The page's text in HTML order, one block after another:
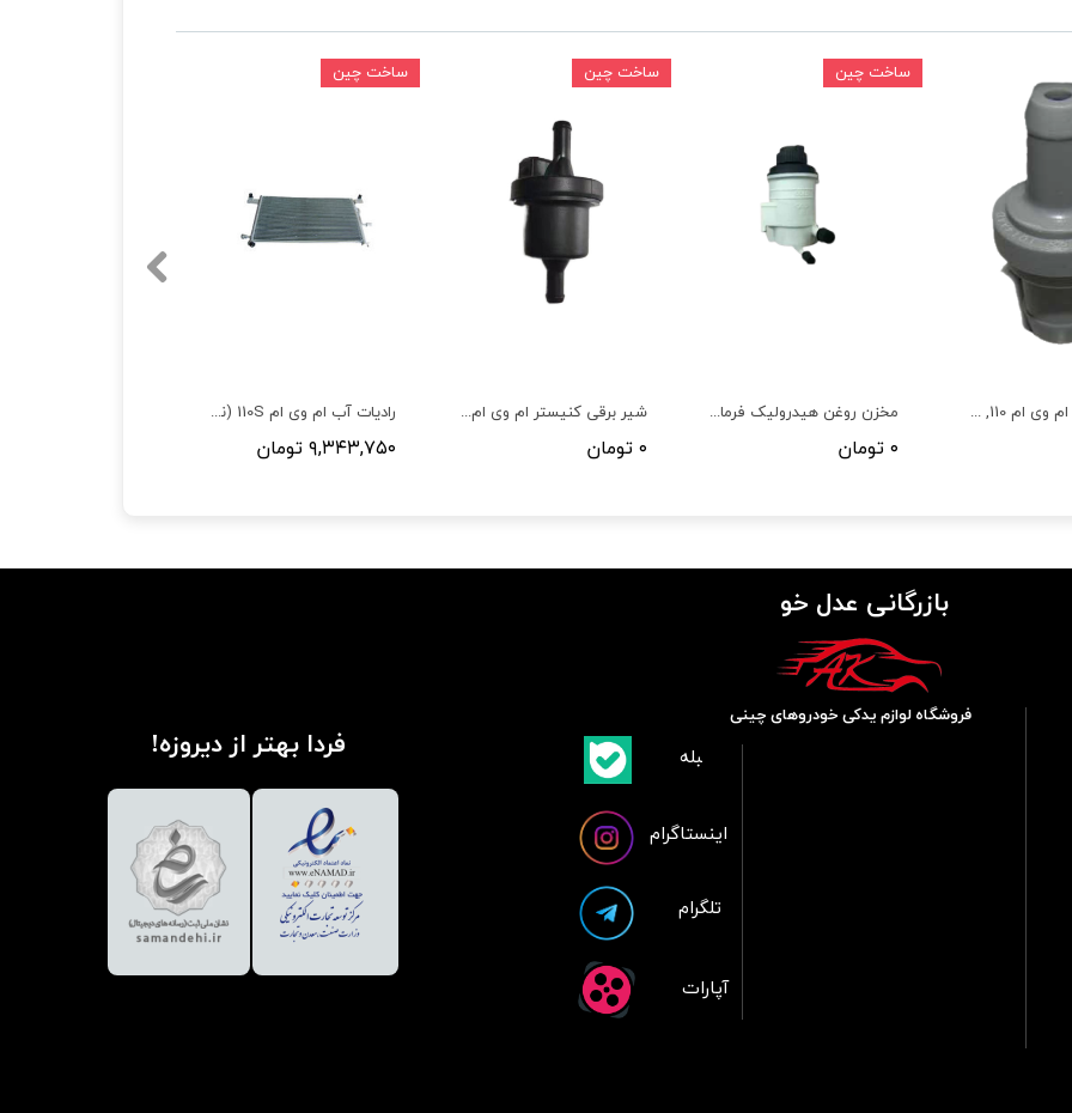
رادیات آب ام وی ام 110S (نیو)
۹,۳۴۳,۷۵۰ تومان
ساخت چین
شیر برقی کنیستر ام وی ام 530,550,315,X33,X22,110 S ,آریزو 5 ,آریزو 6,تیگو 5,تیگو 8,X55
۰ تومان
ساخت چین
مخزن روغن هیدرولیک فرمان چری آریزو 5,تیگو 5 , 110S
۰ تومان
ساخت چین
سوپاپ PVC ام وی ام X22, 315 ,110 نیو,X22 پرو
بازرگانی عدل خو
فردا بهتر از دیروزه!
فروشگاه لوازم یدکی خودروهای چینی
آپارات
تلگرام
اینستاگرام
​بلبله​​​​​​​بله